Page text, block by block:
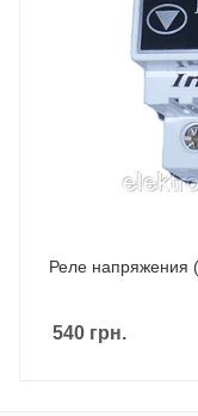
Реле напряжения
540 грн.